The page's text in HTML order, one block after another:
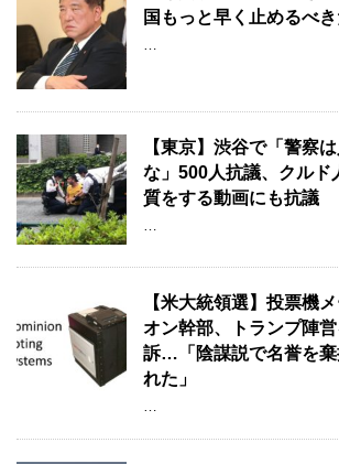
国もっと早く止めるべき
…
【東京】渋谷で「警察
な」500人抗議、クルド
質をする動画にも抗議
…
【米大統領選】投票機
オン幹部、トランプ陣
訴…「陰謀説で名誉を棄
れた」
…